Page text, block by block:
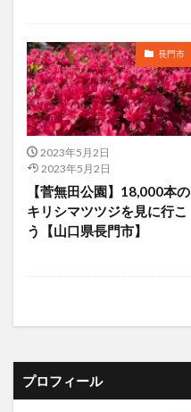
長門市
2023年5月2日
2023年5月2日
【菅無田公園】18,000本の
キリシマツツジを見に行こ
う【山口県長門市】
プロフィール